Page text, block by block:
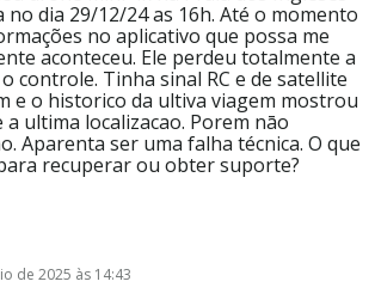
no dia 29/12/24 as 16h. Até o momento
no aplicativo que possa me
aconteceu. Ele perdeu totalmente a
controle. Tinha sinal RC e de satellite
e o historico da ultiva viagem mostrou
ultima localizacao. Porem nāo
Aparenta ser uma falha técnica. O que
recuperar ou obter suporte?
de 2025 às 14:43